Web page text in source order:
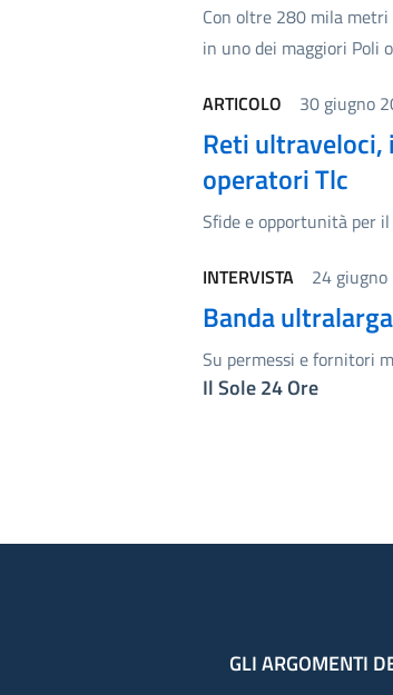
Con oltre 280 mila
in uno dei maggiori Poli
ARTICOLO 30 giugno
Reti ultraveloci,
operatori Tlc
Sfide e opportunità per
INTERVISTA 24
Banda
Su permessi e fornitori
Il Sole 24 Ore
GLI ARGOMENTI